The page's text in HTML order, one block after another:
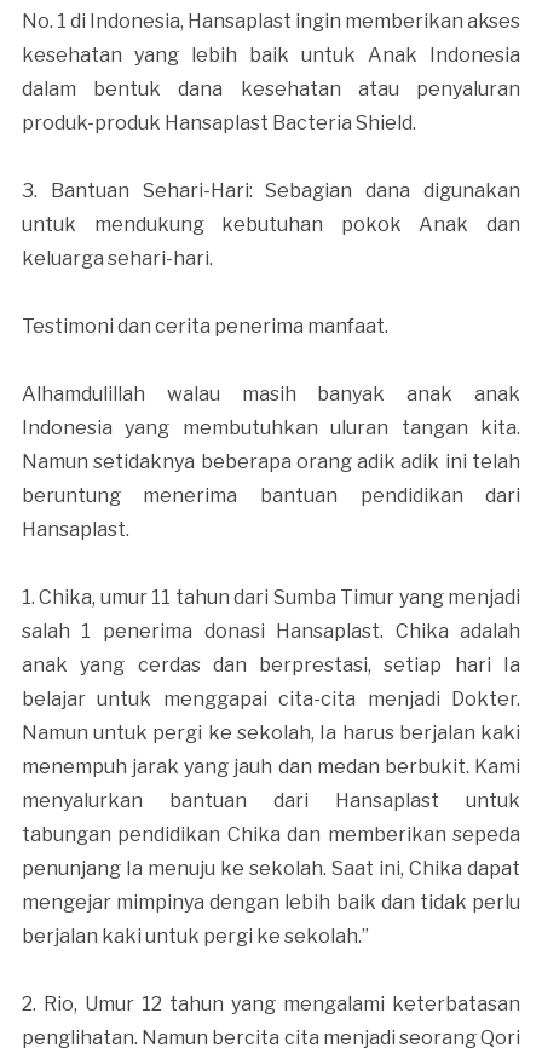
No. 1 di Indonesia, Hansaplast ingin memberikan akses
kesehatan yang lebih baik untuk Anak Indonesia
dalam bentuk dana kesehatan atau penyaluran
produk-produk Hansaplast Bacteria Shield.
3. Bantuan Sehari-Hari: Sebagian dana digunakan
untuk mendukung kebutuhan pokok Anak dan
keluarga sehari-hari.
Testimoni dan cerita penerima manfaat.
Alhamdulillah walau masih banyak anak anak
Indonesia yang membutuhkan uluran tangan kita.
Namun setidaknya beberapa orang adik adik ini telah
beruntung menerima bantuan pendidikan dari
Hansaplast.
1. Chika, umur 11 tahun dari Sumba Timur yang menjadi
salah 1 penerima donasi Hansaplast. Chika adalah
anak yang cerdas dan berprestasi, setiap hari Ia
belajar untuk menggapai cita-cita menjadi Dokter.
Namun untuk pergi ke sekolah, Ia harus berjalan kaki
menempuh jarak yang jauh dan medan berbukit. Kami
menyalurkan bantuan dari Hansaplast untuk
tabungan pendidikan Chika dan memberikan sepeda
penunjang Ia menuju ke sekolah. Saat ini, Chika dapat
mengejar mimpinya dengan lebih baik dan tidak perlu
berjalan kaki untuk pergi ke sekolah.”
2. Rio, Umur 12 tahun yang mengalami keterbatasan
penglihatan. Namun bercita cita menjadi seorang Qori